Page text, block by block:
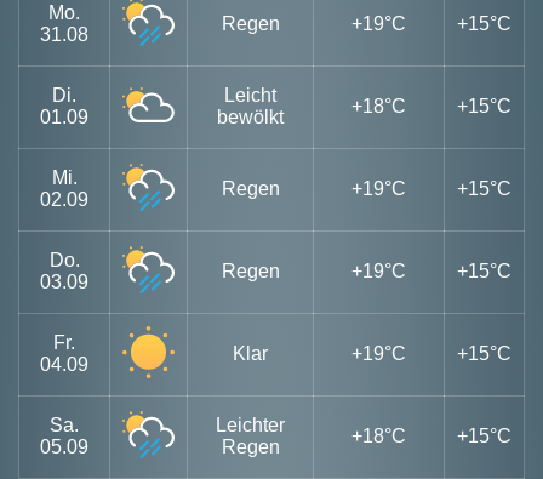
Mo.
31.08
Regen +19°C +15°C
Di.
01.09
Leicht
bewölkt
+18°C +15°C
Mi.
02.09
Regen +19°C +15°C
Do.
03.09
Regen +19°C +15°C
Fr.
04.09
Klar +19°C +15°C
Sa.
05.09
Leichter
Regen
+18°C +15°C